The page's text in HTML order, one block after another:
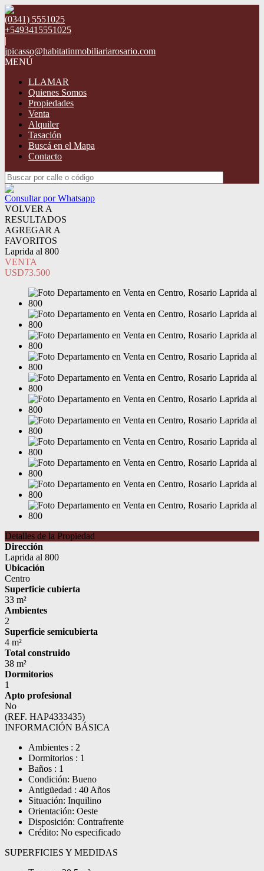
(0341) 5551025
+5493415551025
|
jpicasso@habitatinmobiliariarosario.com
MENÚ
LLAMAR
Quienes Somos
Propiedades
Venta
Alquiler
Tasación
Buscá en el Mapa
Contacto
Consultar por Whatsapp
VOLVER A
RESULTADOS
AGREGAR A
FAVORITOS
Laprida al 800
VENTA
USD73.500
Detalles de la Propiedad
Dirección
Laprida al 800
Ubicación
Centro
Superficie cubierta
33 m²
Ambientes
2
Superficie semicubierta
4 m²
Total construido
38 m²
Dormitorios
1
Apto profesional
No
(REF. HAP4333435)
INFORMACIÓN BÁSICA
Ambientes : 2
Dormitorios : 1
Baños : 1
Condición: Bueno
Antigüedad : 40 Años
Situación: Inquilino
Orientación: Oeste
Disposición: Contrafrente
Crédito: No especificado
SUPERFICIES Y MEDIDAS